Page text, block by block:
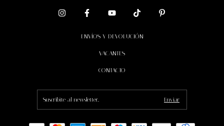
ENVÍOS Y DEVOLUCIÓN
VACANTES
CONTACTO